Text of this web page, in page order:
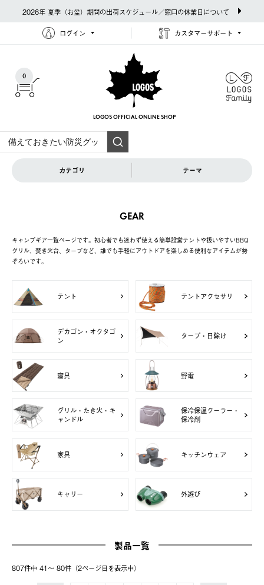
2026年 夏季（お盆）期間の出荷スケジュール／窓口の休業日について
ログイン カスタマーサポート
0
LOGOS OFFICIAL ONLINE SHOP
カテゴリ テーマ
GEAR
キャンプギア一覧ページです。初心者でも迷わず使える簡単設営テントや扱いやすいBBQ
グリル、焚き火台、タープなど、誰でも手軽にアウトドアを楽しめる便利なアイテムが勢
ぞろいです。
テント テントアクセサリ
デカゴン・オクタゴ
ン
タープ・日除け
寝具 野電
グリル・たき火・キ
ャンドル
保冷保温クーラー・
保冷剤
家具 キッチンウェア
キャリー 外遊び
製品一覧
807件中 41〜 80件（2ページ⽬を表⽰中）